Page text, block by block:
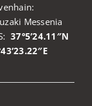
Messenia
37°5’24.11″N